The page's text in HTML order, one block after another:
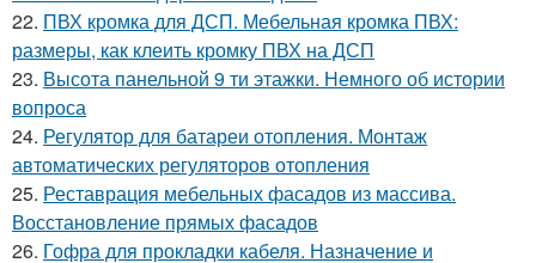
22. ПВХ кромка для ДСП. Мебельная кромка ПВХ:
размеры, как клеить кромку ПВХ на ДСП
23. Высота панельной 9 ти этажки. Немного об истории
вопроса
24. Регулятор для батареи отопления. Монтаж
автоматических регуляторов отопления
25. Реставрация мебельных фасадов из массива.
Восстановление прямых фасадов
26. Гофра для прокладки кабеля. Назначение и